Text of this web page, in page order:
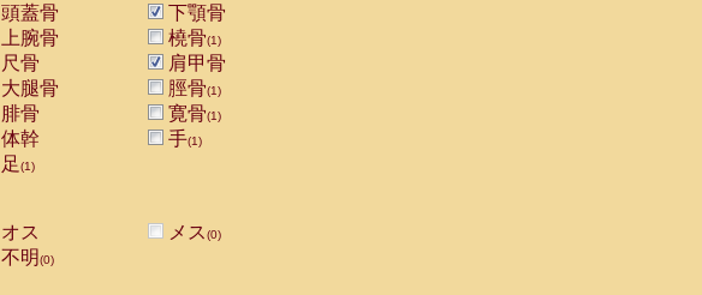
頭蓋骨
下顎骨
上腕骨
橈骨(1)
尺骨
肩甲骨
大腿骨
脛骨(1)
腓骨 寛骨(1)
体幹 手(1)
足(1)
オス
メス(0)
不明(0)